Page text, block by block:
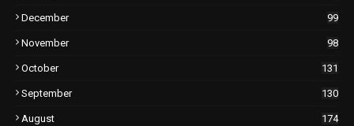
December 99
November 98
October 131
September 130
August 174